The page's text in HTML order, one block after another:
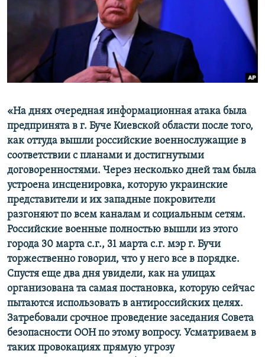
«На днях очередная информационная атака была
предпринята в г. Буче Киевской области после того,
как оттуда вышли российские военнослужащие в
соответствии с планами и достигнутыми
договоренностями. Через несколько дней там была
устроена инсценировка, которую украинские
представители и их западные покровители
разгоняют по всем каналам и социальным сетям.
Российские военные полностью вышли из этого
города 30 марта с.г., 31 марта с.г. мэр г. Бучи
торжественно говорил, что у него все в порядке.
Спустя еще два дня увидели, как на улицах
организована та самая постановка, которую сейчас
пытаются использовать в антироссийских целях.
Затребовали срочное проведение заседания Совета
безопасности ООН по этому вопросу. Усматриваем в
таких провокациях прямую угрозу